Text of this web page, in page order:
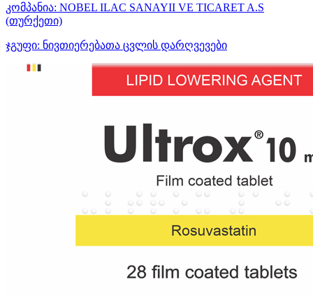
კომპანია: NOBEL ILAC SANAYII VE TICARET A.S
(თურქეთი)
ჯგუფი: ნივთიერებათა ცვლის დარღვევები